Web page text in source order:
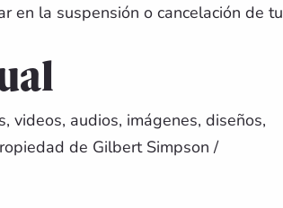
en la suspensión o cancelación de tu
audios, imágenes, diseños,
de Gilbert Simpson /